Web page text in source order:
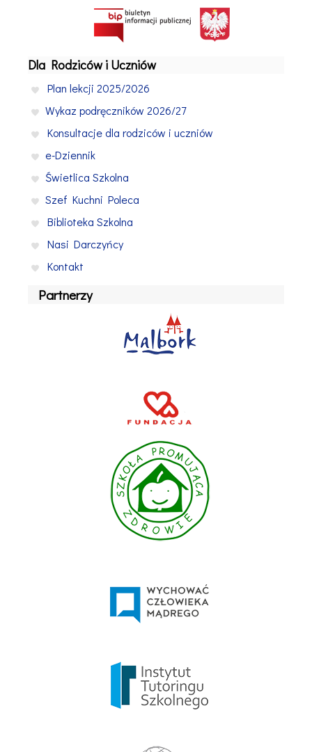
Dla Rodziców i Uczniów
Plan lekcji 2025/2026
Wykaz podręczników 2026/27
Konsultacje dla rodziców i uczniów
e-Dziennik
Świetlica Szkolna
Szef Kuchni Poleca
Biblioteka Szkolna
Nasi Darczyńcy
Kontakt
Partnerzy